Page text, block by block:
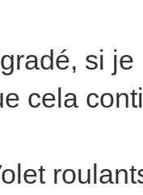
si
cela